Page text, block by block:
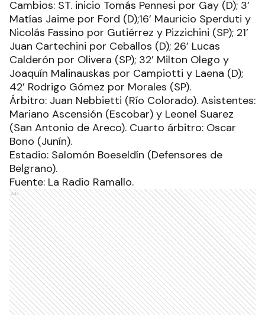
Cambios: ST. inicio Tomás Pennesi por Gay (D); 3’
Matías Jaime por Ford (D);16’ Mauricio Sperduti y
Nicolás Fassino por Gutiérrez y Pizzichini (SP); 21’
Juan Cartechini por Ceballos (D); 26’ Lucas
Calderón por Olivera (SP); 32’ Milton Olego y
Joaquín Malinauskas por Campiotti y Laena (D);
42’ Rodrigo Gómez por Morales (SP).
Árbitro: Juan Nebbietti (Río Colorado). Asistentes:
Mariano Ascensión (Escobar) y Leonel Suarez
(San Antonio de Areco). Cuarto árbitro: Oscar
Bono (Junín).
Estadio: Salomón Boeseldín (Defensores de
Belgrano).
Fuente: La Radio Ramallo.
Ads